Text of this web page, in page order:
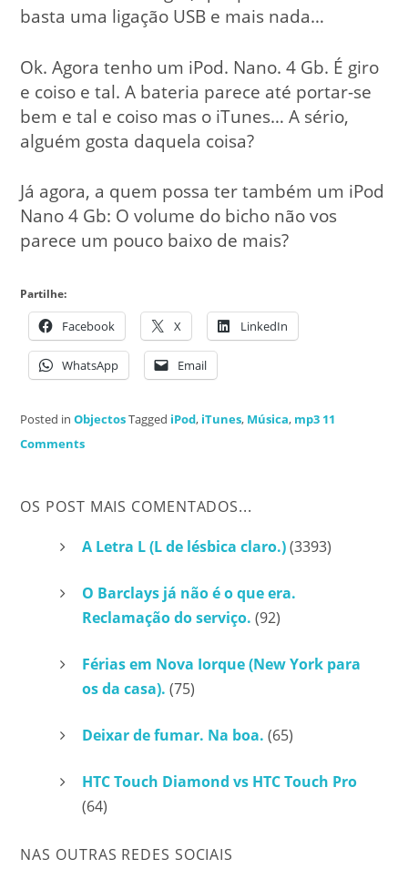
basta uma ligação USB e mais nada…
Ok. Agora tenho um iPod. Nano. 4 Gb. É giro
e coiso e tal. A bateria parece até portar-se
bem e tal e coiso mas o iTunes… A sério,
alguém gosta daquela coisa?
Já agora, a quem possa ter também um iPod
Nano 4 Gb: O volume do bicho não vos
parece um pouco baixo de mais?
Partilhe:
Facebook X LinkedIn
WhatsApp Email
Posted inObjectosTagged iPod, iTunes, Música, mp3 11
Comments
OS POST MAIS COMENTADOS...
A Letra L (L de lésbica claro.)(3393)
O Barclays já não é o que era.
Reclamação do serviço. (92)
Férias em Nova Iorque (New York para
os da casa). (75)
Deixar de fumar. Na boa. (65)
HTC Touch Diamond vs HTC Touch Pro
(64)
NAS OUTRAS REDES SOCIAIS